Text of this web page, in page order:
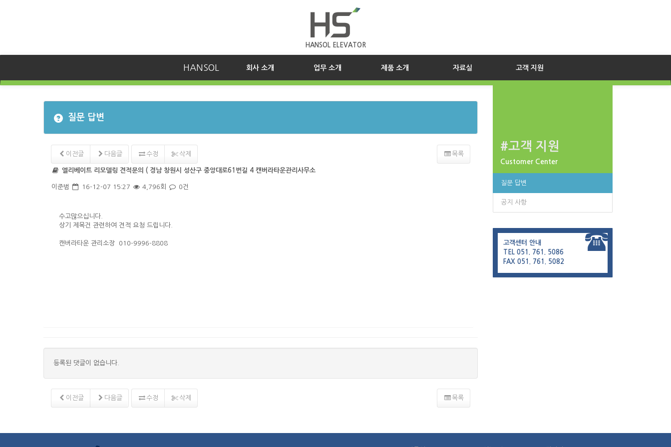
HANSOL ELEVATOR
HANSOL 회사 소개 업무 소개 제품 소개 자료실 고객 지원
질문 답변
이전글 다음글 수정 삭제 목록
엘리베이트 리모델링 견적문의 ( 경남 창원시 성산구 중앙대로61번길 4 캔버라타운관리사무소
이준범 16-12-07 15:27 4,796회 0건
수고많으십니다.
상기 제목건 관련하여 견적 요청 드립니다.
캔버라타운 관리소장 010-9996-8808
등록된 댓글이 없습니다.
이전글 다음글 수정 삭제 목록
#고객 지원
Customer Center
질문 답변
공지 사항
고객센터 안내
TEL 051. 761. 5086
FAX 051. 761. 5082